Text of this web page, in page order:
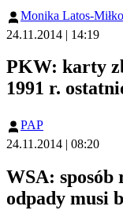
Monika Latos-
24.11.2014 | 14:19
PKW: karty
1991 r.
PAP
24.11.2014 | 08:20
WSA: sposób
odpady musi